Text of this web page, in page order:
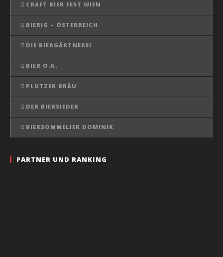
CRAFT BIER FEST WIEN
BIERIG – ÖSTERREICH
DIE BIERGÄRTNEREI
BIER O.K.
PLUTZER BRÄU
DER BIERSIEDER
BIERSOMMELIER DOMINIK
PARTNER UND RANKING